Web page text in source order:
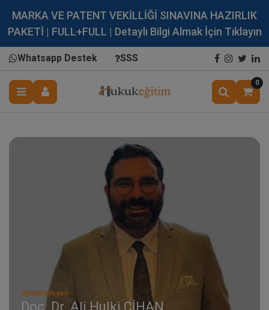
MARKA VE PATENT VEKİLLİĞİ SINAVINA HAZIRLIK
PAKETİ | FULL+FULL | Detaylı Bilgi Almak İçin Tıklayın
Whatsapp Destek SSS
0
Akademisyen
Doç. Dr. Ali Hulki CİHAN